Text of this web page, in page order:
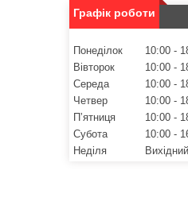
Графік роботи
Понеділок 10:00
Вівторок
10:00
Середа
10:00
Четвер
10:00
Пʼятниця
10:00
Субота
10:00
Неділя
Вихідний